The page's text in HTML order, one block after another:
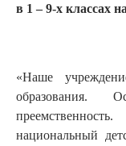
в 1 – 9-х классах
«Наше
образования.
национальный